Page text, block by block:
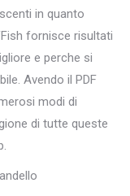
in quanto
fornisce risultati
e perche si
Avendo il PDF
modi di
di tutte queste